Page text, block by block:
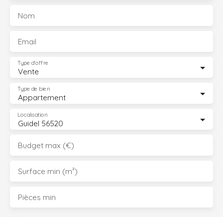
Nom
Email
Vente
Type d'offre
Appartement
Type de bien
Guidel 56520
Localisation
Budget max (€)
Surface min (m²)
Pièces min